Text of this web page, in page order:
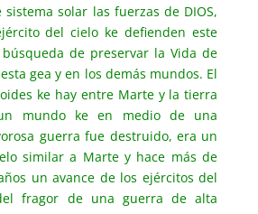
sistema solar las fuerzas de DIOS,
del cielo ke defienden este
de preservar la Vida de
gea y en los demás mundos. El
ke hay entre Marte y la tierra
mundo ke en medio de una
guerra fue destruido, era un
similar a Marte y hace más de
un avance de los ejércitos del
fragor de una guerra de alta